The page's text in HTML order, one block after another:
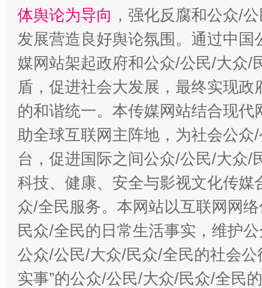
体舆论为导向 ，强化反腐和公众/
发展营造良好舆论氛围。通过中
媒网站架起政府和公众/公民/大众/
盾，促进社会大发展，最终实现
的和谐统一。本传媒网站结合现
助全球互联网主阵地，为社会公
台，促进国际之间公众/公民/大众/
科技、健康、安全与影视文化传
众/全民服务。本网站以互联网网
民众/全民的日常生活事实，维护
公众/公民/大众/民众/全民的社会公
实事”的公众/公民/大众/民众/全民